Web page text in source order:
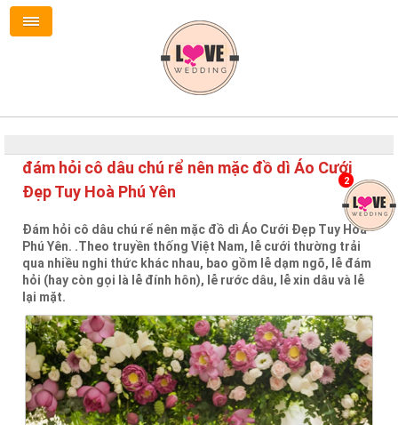
đám hỏi cô dâu chú rể nên mặc đồ dì Áo Cưới
Đẹp Tuy Hoà Phú Yên
Đám hỏi cô dâu chú rể nên mặc đồ dì Áo Cưới Đẹp Tuy Hoà
Phú Yên. .Theo truyền thống Việt Nam, lễ cưới thường trải
qua nhiều nghi thức khác nhau, bao gồm lễ dạm ngõ, lễ đám
hỏi (hay còn gọi là lễ đính hôn), lễ rước dâu, lễ xin dâu và lễ
lại mặt.
2